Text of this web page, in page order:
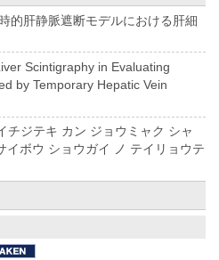
的肝静脈遮断モデルにおける肝細
Scintigraphy in Evaluating
by Temporary Hepatic Vein
チジテキ カン ジョウミャク シャ
イボウ ショウガイ ノ テイリョウテ